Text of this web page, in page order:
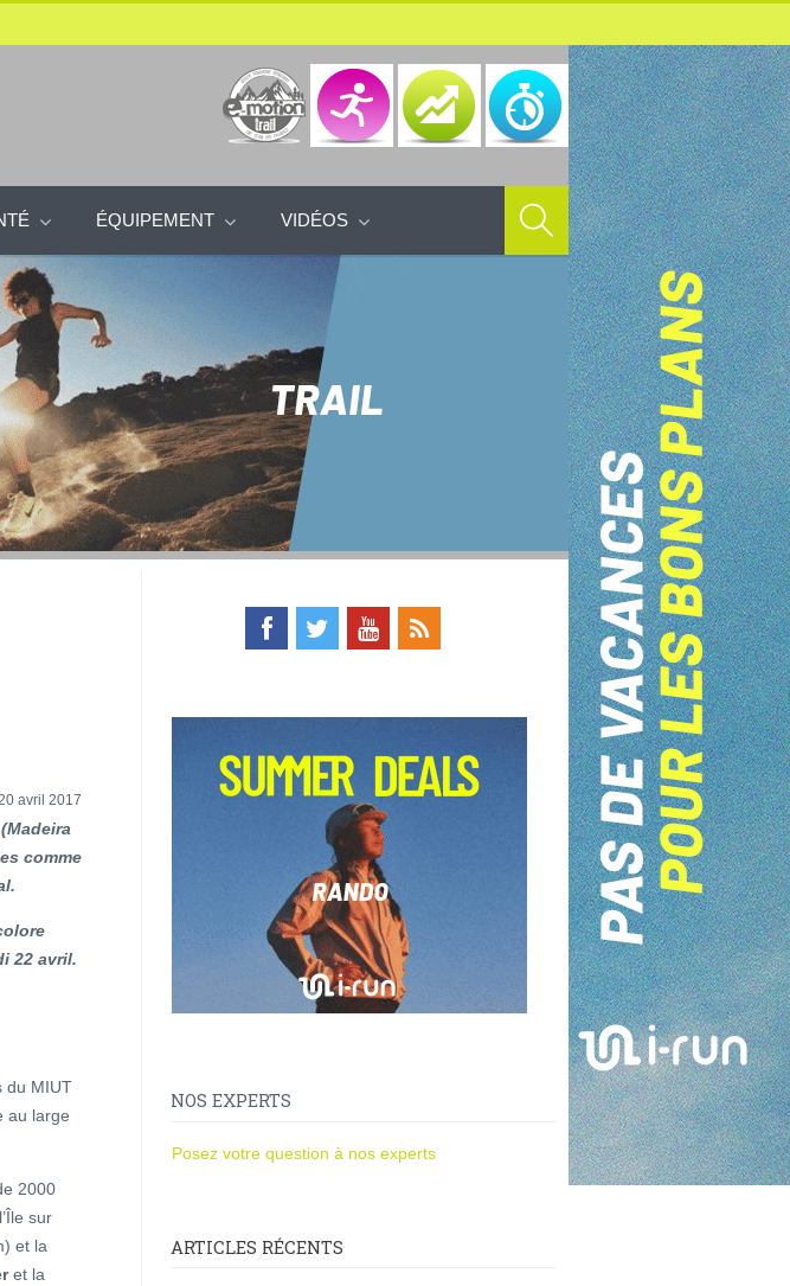
ÉQUIPEMENT VIDÉOS
avril 2017
comme
22 avril.
du MIUT
au large
2000
sur
et la
et la
NOS EXPERTS
Posez votre question à nos experts
ARTICLES RÉCENTS